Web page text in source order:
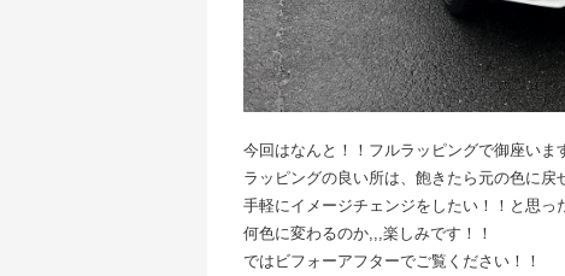
今回はなんと！！フルラッピングで御座いま
ラッピングの良い所は、飽きたら元の色に戻
手軽にイメージチェンジをしたい！！と思っ
何色に変わるのか,,,楽しみです！！
ではビフォーアフターでご覧ください！！